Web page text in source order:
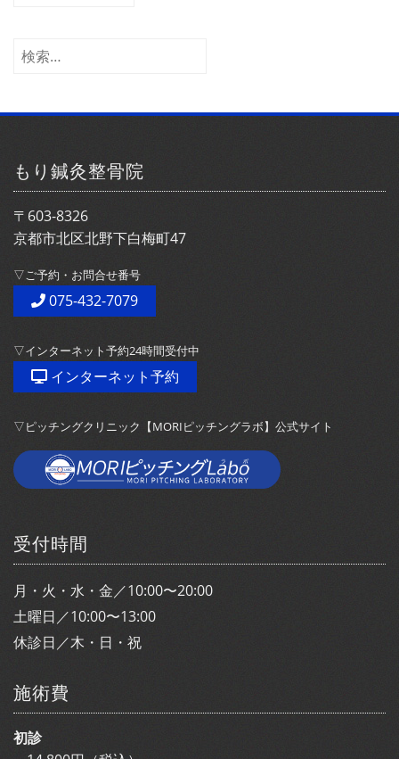
イ
検
もり鍼灸整骨院
〒603-8326
京都市北区北野下白梅町47
▽ご予約・お問合せ番号
075-432-7079
▽インターネット予約24時間受付中
インターネット予約
▽ピッチングクリニック【MORIピッチングラボ】公式サイト
受付時間
月・火・水・金／10:00〜20:00
土曜日／10:00〜13:00
休診日／木・日・祝
施術費
初診